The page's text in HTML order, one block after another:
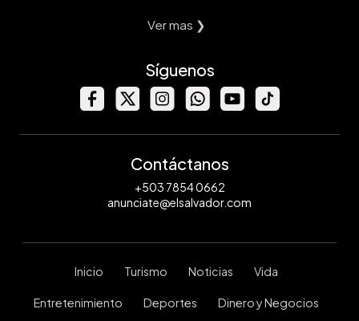
Ver mas ❯
Síguenos
Contáctanos
+503 7854 0662
anunciate@elsalvador.com
Inicio Turismo Noticias Vida
Entretenimiento Deportes Dinero y Negocios